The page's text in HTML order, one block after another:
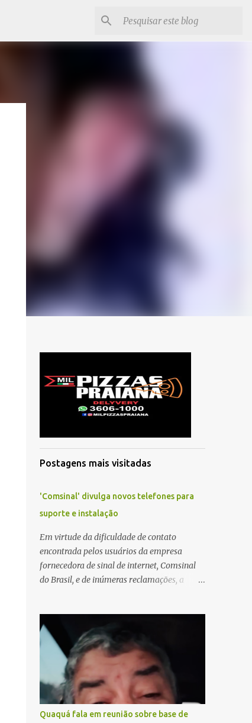
Postagens mais visitadas
'Comsinal' divulga novos telefones para
suporte e instalação
Em virtude da dificuldade de contato
encontrada pelos usuários da empresa
fornecedora de sinal de internet, Comsinal
do Brasil, e de inúmeras reclamações, a
suporte técnico. Confira, a seguir: 2623-
5858, 2623-9006 e 26235651
Quaquá fala em reunião sobre base de